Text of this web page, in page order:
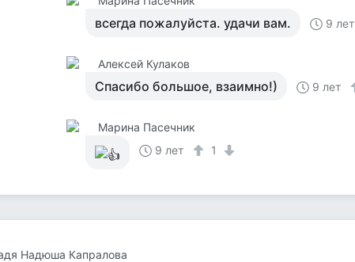
всегда пожалуйста. удачи вам. 9 лет
Алексей Кулаков
Спасибо большое, взаимно!) 9 лет
Марина Пасечник
9 лет
1
Надюша Капралова